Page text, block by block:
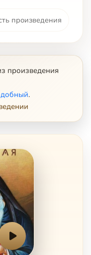
произведения
произведения
.